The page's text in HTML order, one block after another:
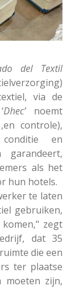
del Textil
via de
Dhec’noemt
controle),
en
garandeert,
als het
hun hotels.
te laten
gebruiken,
zegt
dat 35
die een
ter plaatse
moeten zijn,